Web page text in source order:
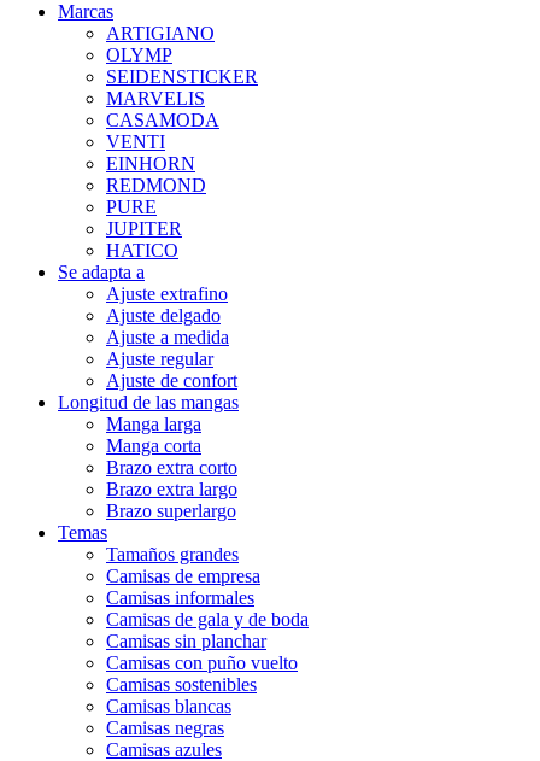
Marcas
ARTIGIANO
OLYMP
SEIDENSTICKER
MARVELIS
CASAMODA
VENTI
EINHORN
REDMOND
PURE
JUPITER
HATICO
Se adapta a
Ajuste extrafino
Ajuste delgado
Ajuste a medida
Ajuste regular
Ajuste de confort
Longitud de las mangas
Manga larga
Manga corta
Brazo extra corto
Brazo extra largo
Brazo superlargo
Temas
Tamaños grandes
Camisas de empresa
Camisas informales
Camisas de gala y de boda
Camisas sin planchar
Camisas con puño vuelto
Camisas sostenibles
Camisas blancas
Camisas negras
Camisas azules